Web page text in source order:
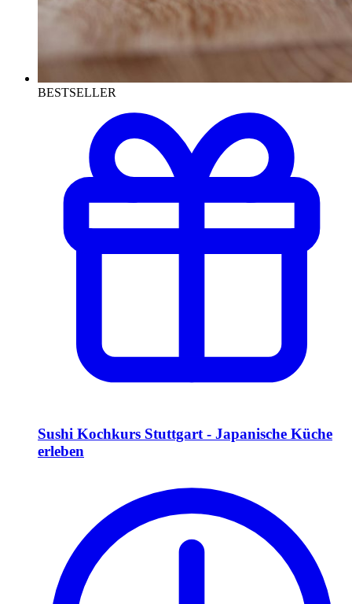
BESTSELLER
Sushi Kochkurs Stuttgart - Japanische Küche
erleben